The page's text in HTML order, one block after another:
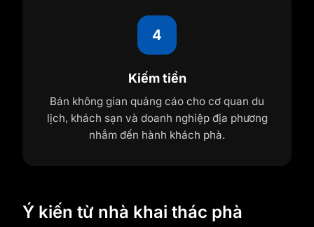
4
Kiếm tiền
Bán không gian quảng cáo cho cơ quan du
lịch, khách sạn và doanh nghiệp địa phương
nhắm đến hành khách phà.
Ý kiến từ nhà khai thác phà